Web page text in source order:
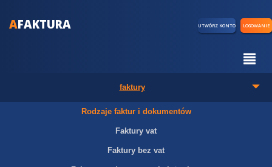
AFAKTURA UTWÓRZ KONTO LOGOWANIE
faktury
Rodzaje faktur i dokumentów
Faktury vat
Faktury bez vat